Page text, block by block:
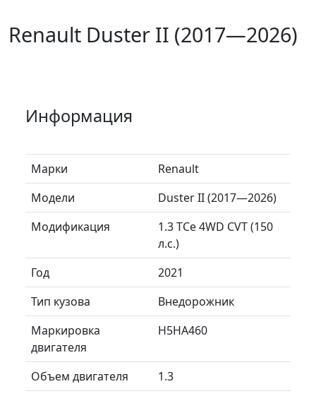
Renault Duster II (2017—2026)
Информация
Марки
Renault
Модели
Duster II (2017—2026)
Модификация
1.3 TCe 4WD CVT (150
л.с.)
Год
2021
Тип кузова
Внедорожник
Маркировка
двигателя
H5HA460
Объем двигателя
1.3